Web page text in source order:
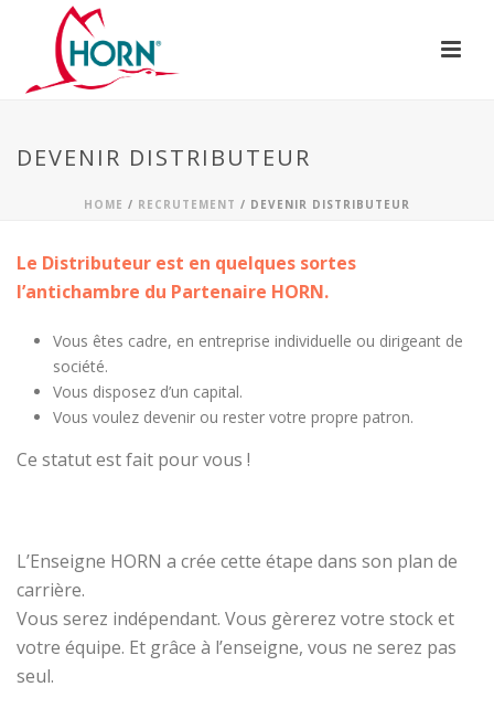
DEVENIR DISTRIBUTEUR
HOME / RECRUTEMENT / DEVENIR DISTRIBUTEUR
Le Distributeur est en quelques sortes
l’antichambre du Partenaire HORN.
Vous êtes cadre, en entreprise individuelle ou dirigeant de
société.
Vous disposez d’un capital.
Vous voulez devenir ou rester votre propre patron.
Ce statut est fait pour vous !
L’Enseigne HORN a crée cette étape dans son plan de
carrière.
Vous serez indépendant. Vous gèrerez votre stock et
votre équipe. Et grâce à l’enseigne, vous ne serez pas
seul.